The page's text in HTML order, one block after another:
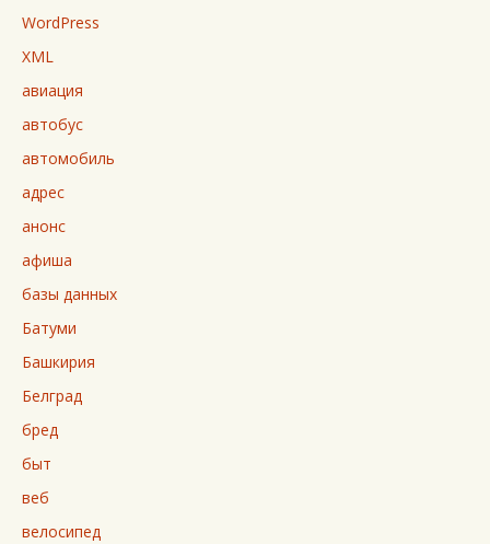
WordPress
XML
авиация
автобус
автомобиль
адрес
анонс
афиша
базы данных
Батуми
Башкирия
Белград
бред
быт
веб
велосипед